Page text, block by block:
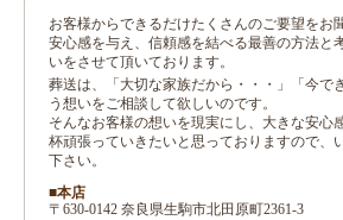
お客様からできるだけたくさんのご要望をお
安心感を与え、信頼感を結べる最善の方法と
いをさせて頂いております。
葬送は、「大切な家族だから・・・」「今で
う想いをご相談して欲しいのです。
そんなお客様の想いを現実にし、大きな安心
杯頑張っていきたいと思っておりますので、
下さい。
■本店
〒630-0142 奈良県生駒市北田原町2361-3